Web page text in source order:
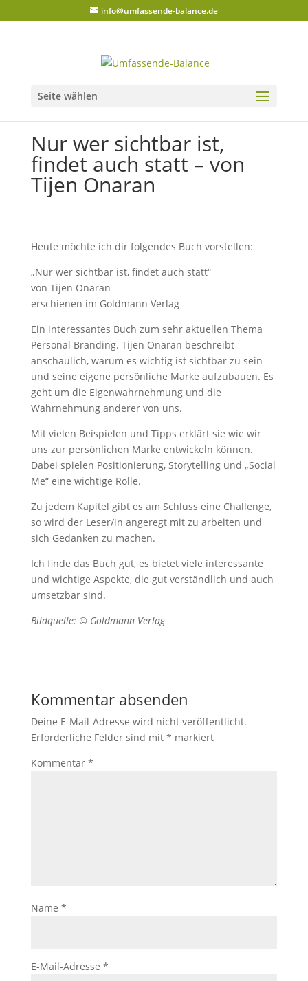
info@umfassende-balance.de
Seite wählen
Nur wer sichtbar ist,
findet auch statt – von
Tijen Onaran
Heute möchte ich dir folgendes Buch vorstellen:
„Nur wer sichtbar ist, findet auch statt“
von Tijen Onaran
erschienen im Goldmann Verlag
Ein interessantes Buch zum sehr aktuellen Thema
Personal Branding. Tijen Onaran beschreibt
anschaulich, warum es wichtig ist sichtbar zu sein
und seine eigene persönliche Marke aufzubauen. Es
geht um die Eigenwahrnehmung und die
Wahrnehmung anderer von uns.
Mit vielen Beispielen und Tipps erklärt sie wie wir
uns zur persönlichen Marke entwickeln können.
Dabei spielen Positionierung, Storytelling und „Social
Me“ eine wichtige Rolle.
Zu jedem Kapitel gibt es am Schluss eine Challenge,
so wird der Leser/in angeregt mit zu arbeiten und
sich Gedanken zu machen.
Ich finde das Buch gut, es bietet viele interessante
und wichtige Aspekte, die gut verständlich und auch
umsetzbar sind.
Bildquelle: © Goldmann Verlag
Kommentar absenden
Deine E-Mail-Adresse wird nicht veröffentlicht.
Erforderliche Felder sind mit * markiert
Kommentar *
Name *
E-Mail-Adresse *